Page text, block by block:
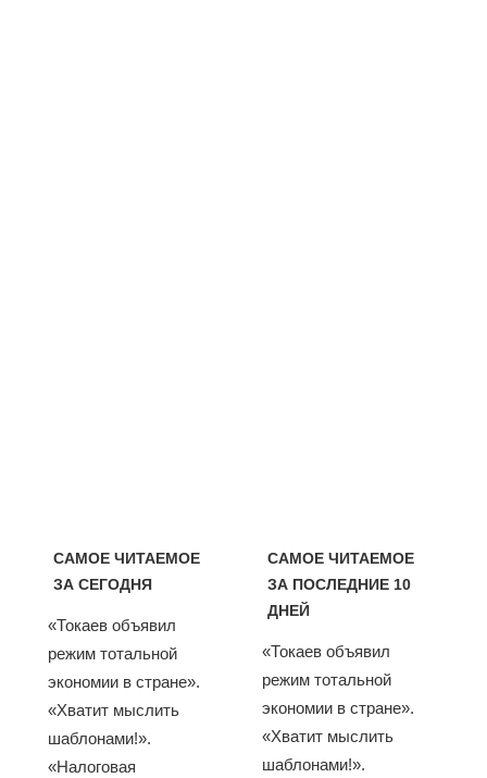
САМОЕ ЧИТАЕМОЕ
ЗА СЕГОДНЯ
«Токаев объявил
режим тотальной
экономии в стране».
«Хватит мыслить
шаблонами!».
«Налоговая
САМОЕ ЧИТАЕМОЕ
ЗА ПОСЛЕДНИЕ 10
ДНЕЙ
«Токаев объявил
режим тотальной
экономии в стране».
«Хватит мыслить
шаблонами!».